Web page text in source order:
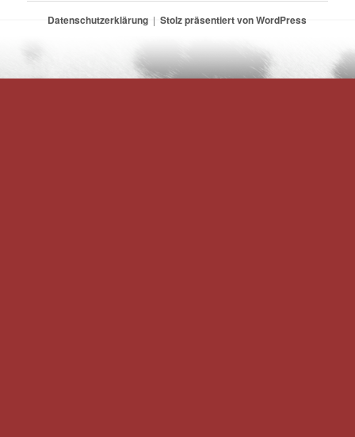
Datenschutzerklärung Stolz präsentiert von WordPress